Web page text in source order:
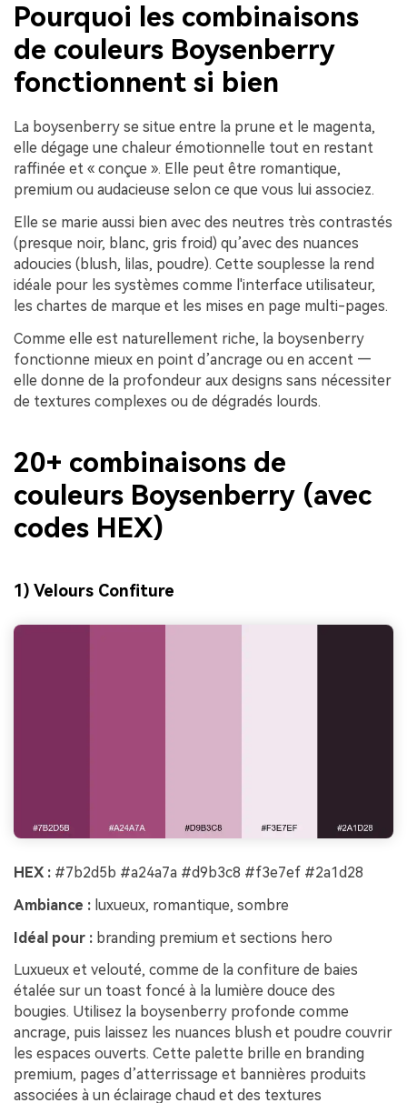
Pourquoi les combinaisons
de couleurs Boysenberry
fonctionnent si bien
La boysenberry se situe entre la prune et le magenta,
elle dégage une chaleur émotionnelle tout en restant
raffinée et « conçue ». Elle peut être romantique,
premium ou audacieuse selon ce que vous lui associez.
Elle se marie aussi bien avec des neutres très contrastés
(presque noir, blanc, gris froid) qu’avec des nuances
adoucies (blush, lilas, poudre). Cette souplesse la rend
idéale pour les systèmes comme l'interface utilisateur,
les chartes de marque et les mises en page multi-pages.
Comme elle est naturellement riche, la boysenberry
fonctionne mieux en point d’ancrage ou en accent —
elle donne de la profondeur aux designs sans nécessiter
de textures complexes ou de dégradés lourds.
20+ combinaisons de
couleurs Boysenberry (avec
codes HEX)
1) Velours Confiture
HEX : #7b2d5b #a24a7a #d9b3c8 #f3e7ef #2a1d28
Ambiance : luxueux, romantique, sombre
Idéal pour : branding premium et sections hero
Luxueux et velouté, comme de la confiture de baies
étalée sur un toast foncé à la lumière douce des
bougies. Utilisez la boysenberry profonde comme
ancrage, puis laissez les nuances blush et poudre couvrir
les espaces ouverts. Cette palette brille en branding
premium, pages d’atterrissage et bannières produits
associées à un éclairage chaud et des textures